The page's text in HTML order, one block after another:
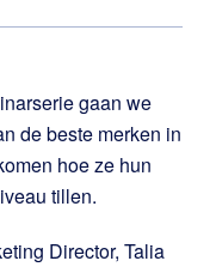
gaan we
de beste merken in
hoe ze hun
tillen.
Director, Talia